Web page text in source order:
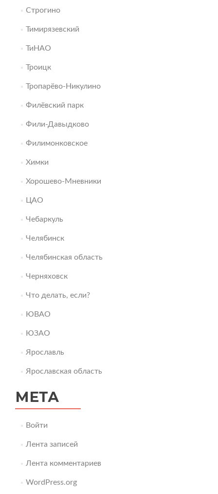
Строгино
Тимирязевский
ТиНАО
Троицк
Тропарёво-Никулино
Филёвский парк
Фили-Давыдково
Филимонковское
Химки
Хорошево-Мневники
ЦАО
Чебаркуль
Челябинск
Челябинская область
Черняховск
Что делать, если?
ЮВАО
ЮЗАО
Ярославль
Ярославская область
МЕТА
Войти
Лента записей
Лента комментариев
WordPress.org